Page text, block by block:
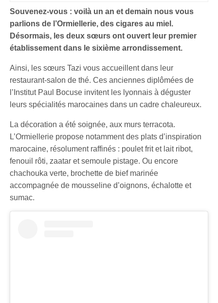
Souvenez-vous : voilà un an et demain nous vous
parlions de l’Ormiellerie, des cigares au miel.
Désormais, les deux sœurs ont ouvert leur premier
établissement dans le sixième arrondissement.
Ainsi, les sœurs Tazi vous accueillent dans leur
restaurant-salon de thé. Ces anciennes diplômées de
l’Institut Paul Bocuse invitent les lyonnais à déguster
leurs spécialités marocaines dans un cadre chaleureux.
La décoration a été soignée, aux murs terracota.
L’Ormiellerie propose notamment des plats d’inspiration
marocaine, résolument raffinés : poulet frit et lait ribot,
fenouil rôti, zaatar et semoule pistage. Ou encore
chachouka verte, brochette de bief marinée
accompagnée de mousseline d’oignons, échalotte et
sumac.